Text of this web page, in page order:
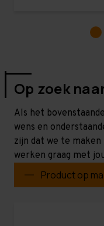
Op zoek
Als het
wens en
zijn dat we te
werken graag met
Product op